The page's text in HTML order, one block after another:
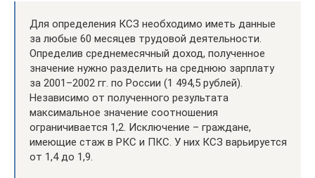
Для определения КСЗ необходимо иметь данные
за любые 60 месяцев трудовой деятельности.
Определив среднемесячный доход, полученное
значение нужно разделить на среднюю зарплату
за 2001–2002 гг. по России (1 494,5 рублей).
Независимо от полученного результата
максимальное значение соотношения
ограничивается 1,2. Исключение – граждане,
имеющие стаж в РКС и ПКС. У них КСЗ варьируется
от 1,4 до 1,9.